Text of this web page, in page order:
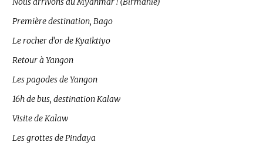
Première destination, Bago
Le rocher d’or de Kyaiktiyo
Retour à Yangon
Les pagodes de Yangon
16h de bus, destination Kalaw
Visite de Kalaw
Les grottes de Pindaya